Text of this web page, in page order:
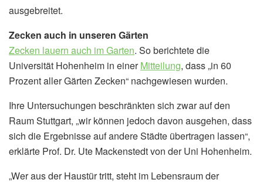
ausgebreitet.
Zecken auch in unseren Gärten
Zecken lauern auch im Garten. So berichtete die
Universität Hohenheim in einerMitteilung, dass „in 60
Prozent aller Gärten Zecken“ nachgewiesen wurden.
Ihre Untersuchungen beschränkten sich zwar auf den
Raum Stuttgart, „wir können jedoch davon ausgehen, dass
sich die Ergebnisse auf andere Städte übertragen lassen“,
erklärte Prof. Dr. Ute Mackenstedt von der Uni Hohenheim.
„Wer aus der Haustür tritt, steht im Lebensraum der